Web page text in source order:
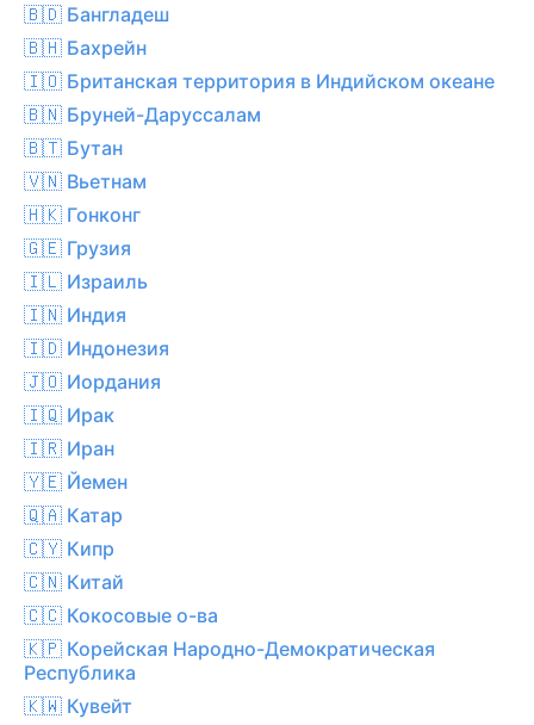
🇧🇩 Бангладеш
🇧🇭 Бахрейн
🇮🇴 Британская территория в Индийском океане
🇧🇳 Бруней-Даруссалам
🇧🇹 Бутан
🇻🇳 Вьетнам
🇭🇰 Гонконг
🇬🇪 Грузия
🇮🇱 Израиль
🇮🇳 Индия
🇮🇩 Индонезия
🇯🇴 Иордания
🇮🇶 Ирак
🇮🇷 Иран
🇾🇪 Йемен
🇶🇦 Катар
🇨🇾 Кипр
🇨🇳 Китай
🇨🇨 Кокосовые о-ва
🇰🇵 Корейская Народно-Демократическая
Республика
🇰🇼 Кувейт